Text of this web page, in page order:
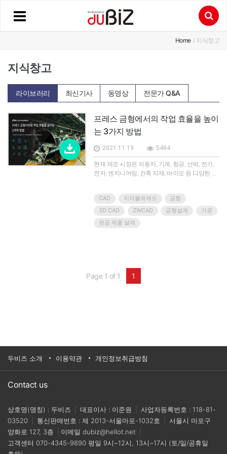
Home / 지식창고
지식창고
라이브러리 최신기사 동영상 전문가 Q&A
프레스 금형에서의 작업 효율을 높이
는 3가지 방법
2021.11.19 5484
현재 제조 시장은 자동차, 기계, 항공, 선박, 전기,
전자, 엔지니어링, 건축 자재, 바이오 등 다양한 분
되면서 부가 가치 시장을 광범위하게 구축하고 있
다.발 빠른 제조 업계에서 살아남기 위해 필수적인
요소로 ZWCAD KOREA는 ▲생산 원가 절감 ▲생
산 시간 단축 ▲품질 균일화를 꼽는다. 이 세 가지
인 관점으로 분석했다.3D CAD/CAM 솔루션인
ZW3D로 프레스 금형이라는 범위 안에서 판금 제
CAD 지더블유캐드
금형
3D CAD
ZWCAD 금형설계
가공
판금 제품 설계
Page 1 of 1 1
두비즈 소개 이용약관 개인정보취급방침
Contact us
상호명(명칭) : 두비즈 대표이사 : 이준원
사업자등록번호 : 118-81-
03520
통신판매번호 : 제 2013-서울마포-1032호
서울시 마포구
양화로 127, 3층
이메일 dubiz@hellot.net
고객센터 070-4345-9890 평일 9시~12시, 13시~17시 (토/일/공휴일